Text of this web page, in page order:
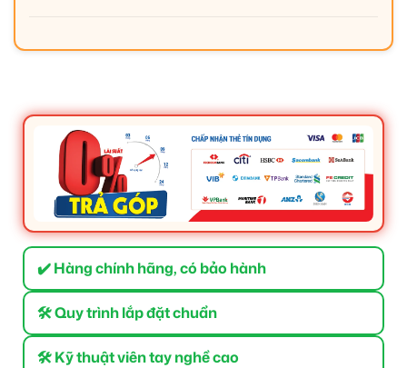
✔️ Hàng chính hãng, có bảo hành
🛠 Quy trình lắp đặt chuẩn
🛠 Kỹ thuật viên tay nghề cao